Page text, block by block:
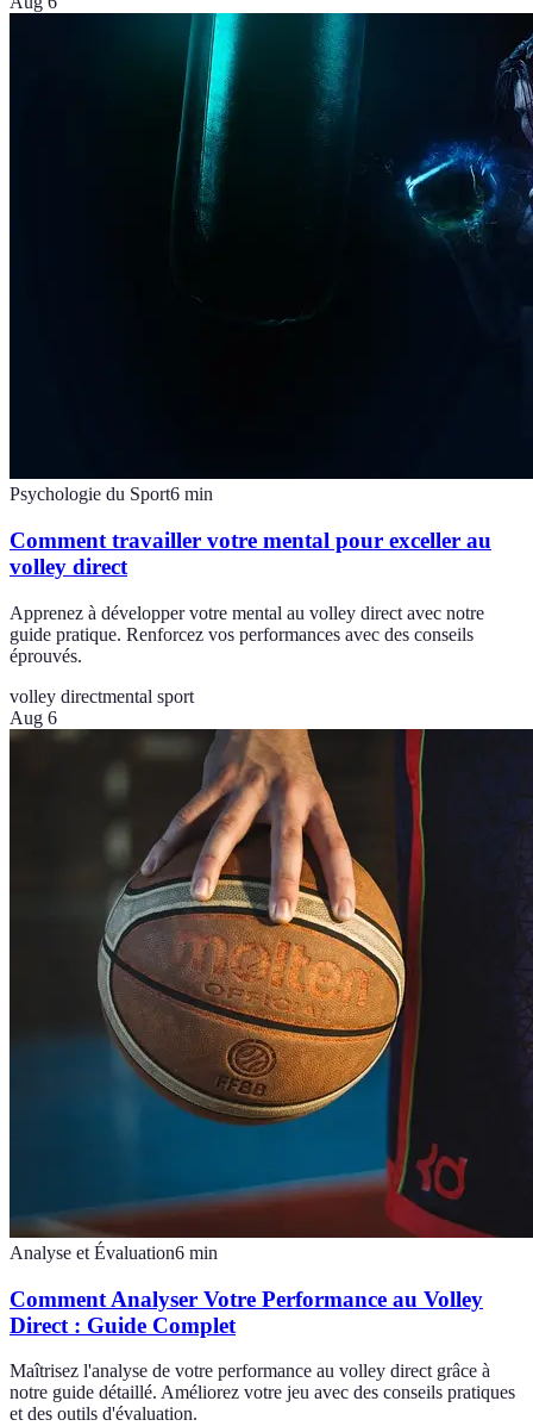
Psychologie du Sport6 min
Comment travailler votre mental pour exceller au
volley direct
Apprenez à développer votre mental au volley direct avec notre
guide pratique. Renforcez vos performances avec des conseils
éprouvés.
volley directmental sport
Aug 6
Analyse et Évaluation6 min
Comment Analyser Votre Performance au Volley
Direct : Guide Complet
Maîtrisez l'analyse de votre performance au volley direct grâce à
notre guide détaillé. Améliorez votre jeu avec des conseils pratiques
et des outils d'évaluation.